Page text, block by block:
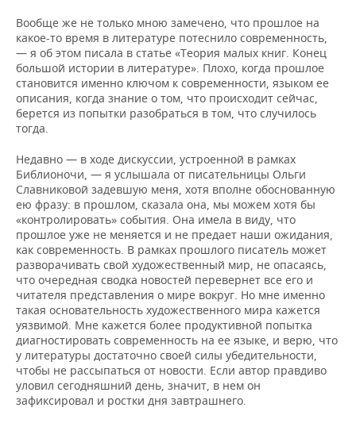
Вообще же не только мною замечено, что прошлое на
какое-то время в литературе потеснило современность,
— я об этом писала в статье «Теория малых книг. Конец
большой истории в литературе». Плохо, когда прошлое
становится именно ключом к современности, языком ее
описания, когда знание о том, что происходит сейчас,
берется из попытки разобраться в том, что случилось
тогда.
Недавно — в ходе дискуссии, устроенной в рамках
Библионочи, — я услышала от писательницы Ольги
Славниковой задевшую меня, хотя вполне обоснованную
ею фразу: в прошлом, сказала она, мы можем хотя бы
«контролировать» события. Она имела в виду, что
прошлое уже не меняется и не предает наши ожидания,
как современность. В рамках прошлого писатель может
разворачивать свой художественный мир, не опасаясь,
что очередная сводка новостей перевернет все его и
читателя представления о мире вокруг. Но мне именно
такая основательность художественного мира кажется
уязвимой. Мне кажется более продуктивной попытка
диагностировать современность на ее языке, и верю, что
у литературы достаточно своей силы убедительности,
чтобы не рассыпаться от новости. Если автор правдиво
уловил сегодняшний день, значит, в нем он
зафиксировал и ростки дня завтрашнего.